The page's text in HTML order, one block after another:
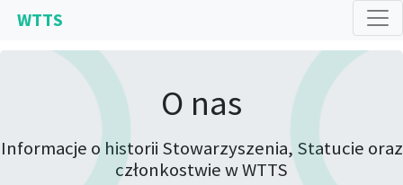
WTTS
O nas
Informacje o historii Stowarzyszenia, Statucie oraz
członkostwie w WTTS